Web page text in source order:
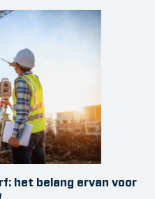
het belang ervan voor